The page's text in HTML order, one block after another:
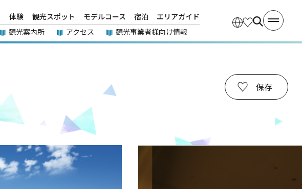
体験 観光スポット モデルコース 宿泊
エリアガイド
観光案内所 アクセス 観光事業者様向け情報
保存